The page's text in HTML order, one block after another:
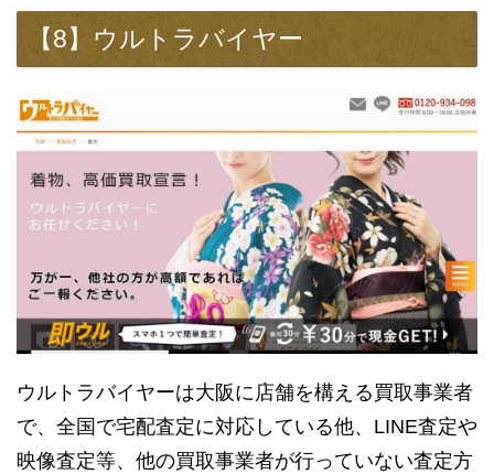
【8】ウルトラバイヤー
ウルトラバイヤーは大阪に店舗を構える買取事業者
で、全国で宅配査定に対応している他、LINE査定や
映像査定等、他の買取事業者が行っていない査定方